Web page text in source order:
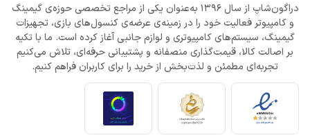
دراگون‌شاپ از سال 1396 به‌عنوان یکی از مراجع تخصصی حوزه‌ی گیمینگ
و کامپیوتر فعالیت خود را در زمینه‌ی عرضه‌ی کنسول‌های بازی، تجهیزات
گیمینگ، سیستم‌های کامپیوتری و لوازم جانبی آغاز کرده است. ما با تکیه
بر اصالت کالا، قیمت‌گذاری منصفانه و پشتیبانی حرفه‌ای، تلاش می‌کنیم
تجربه‌ای مطمئن و لذت‌بخش از خرید را برای کاربران فراهم کنیم.